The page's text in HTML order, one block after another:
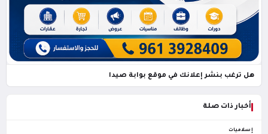
هل ترغب بنشر إعلانك في موقع بوابة صيدا
أخبار ذات صلة
إسلاميات